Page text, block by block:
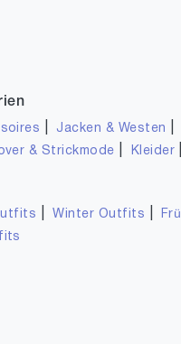
Jacken & Westen
& Strickmode Kleider
|Winter Outfits